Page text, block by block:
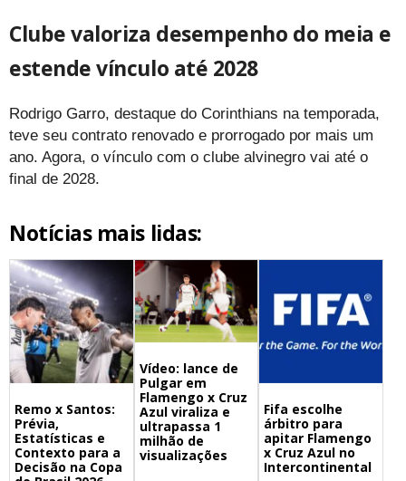
Clube valoriza desempenho do meia e
estende vínculo até 2028
Rodrigo Garro, destaque do Corinthians na temporada,
teve seu contrato renovado e prorrogado por mais um
ano. Agora, o vínculo com o clube alvinegro vai até o
final de 2028.
Notícias mais lidas:
Remo x Santos:
Prévia,
Estatísticas e
Contexto para a
Decisão na Copa
Vídeo: lance de
Pulgar em
Flamengo x Cruz
Azul viraliza e
ultrapassa 1
milhão de
visualizações
Fifa escolhe
árbitro para
apitar Flamengo
x Cruz Azul no
Intercontinental